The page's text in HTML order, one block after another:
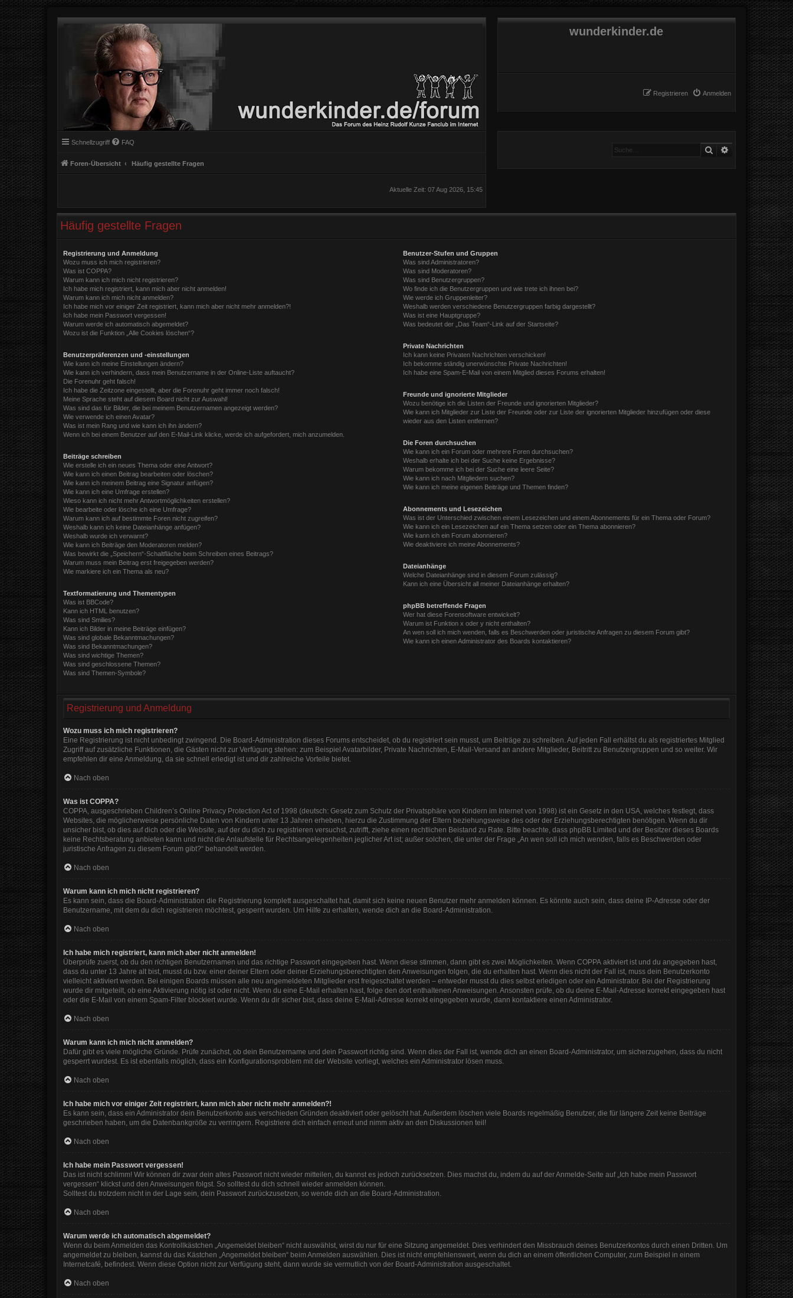
wunderkinder.de
Anmelden
Registrieren
Schnellzugriff FAQ
Foren-Übersicht Häufig gestellte Fragen
Suche Erweiterte Suche
Aktuelle Zeit: 07 Aug 2026, 15:45
Häufig gestellte Fragen
Registrierung und Anmeldung
Wozu muss ich mich registrieren?
Was ist COPPA?
Warum kann ich mich nicht registrieren?
Ich habe mich registriert, kann mich aber nicht anmelden!
Warum kann ich mich nicht anmelden?
Ich habe mich vor einiger Zeit registriert, kann mich aber nicht mehr anmelden?!
Ich habe mein Passwort vergessen!
Warum werde ich automatisch abgemeldet?
Wozu ist die Funktion „Alle Cookies löschen“?
Benutzerpräferenzen und -einstellungen
Wie kann ich meine Einstellungen ändern?
Wie kann ich verhindern, dass mein Benutzername in der Online-Liste auftaucht?
Die Forenuhr geht falsch!
Ich habe die Zeitzone eingestellt, aber die Forenuhr geht immer noch falsch!
Meine Sprache steht auf diesem Board nicht zur Auswahl!
Was sind das für Bilder, die bei meinem Benutzernamen angezeigt werden?
Wie verwende ich einen Avatar?
Was ist mein Rang und wie kann ich ihn ändern?
Wenn ich bei einem Benutzer auf den E-Mail-Link klicke, werde ich aufgefordert, mich anzumelden.
Beiträge schreiben
Wie erstelle ich ein neues Thema oder eine Antwort?
Wie kann ich einen Beitrag bearbeiten oder löschen?
Wie kann ich meinem Beitrag eine Signatur anfügen?
Wie kann ich eine Umfrage erstellen?
Wieso kann ich nicht mehr Antwortmöglichkeiten erstellen?
Wie bearbeite oder lösche ich eine Umfrage?
Warum kann ich auf bestimmte Foren nicht zugreifen?
Weshalb kann ich keine Dateianhänge anfügen?
Weshalb wurde ich verwarnt?
Wie kann ich Beiträge den Moderatoren melden?
Was bewirkt die „Speichern“-Schaltfläche beim Schreiben eines Beitrags?
Warum muss mein Beitrag erst freigegeben werden?
Wie markiere ich ein Thema als neu?
Textformatierung und Thementypen
Was ist BBCode?
Kann ich HTML benutzen?
Was sind Smilies?
Kann ich Bilder in meine Beiträge einfügen?
Was sind globale Bekanntmachungen?
Was sind Bekanntmachungen?
Was sind wichtige Themen?
Was sind geschlossene Themen?
Was sind Themen-Symbole?
Benutzer-Stufen und Gruppen
Was sind Administratoren?
Was sind Moderatoren?
Was sind Benutzergruppen?
Wo finde ich die Benutzergruppen und wie trete ich ihnen bei?
Wie werde ich Gruppenleiter?
Weshalb werden verschiedene Benutzergruppen farbig dargestellt?
Was ist eine Hauptgruppe?
Was bedeutet der „Das Team“-Link auf der Startseite?
Private Nachrichten
Ich kann keine Privaten Nachrichten verschicken!
Ich bekomme ständig unerwünschte Private Nachrichten!
Ich habe eine Spam-E-Mail von einem Mitglied dieses Forums erhalten!
Freunde und ignorierte Mitglieder
Wozu benötige ich die Listen der Freunde und ignorierten Mitglieder?
Wie kann ich Mitglieder zur Liste der Freunde oder zur Liste der ignorierten Mitglieder hinzufügen oder diese
wieder aus den Listen entfernen?
Die Foren durchsuchen
Wie kann ich ein Forum oder mehrere Foren durchsuchen?
Weshalb erhalte ich bei der Suche keine Ergebnisse?
Warum bekomme ich bei der Suche eine leere Seite?
Wie kann ich nach Mitgliedern suchen?
Wie kann ich meine eigenen Beiträge und Themen finden?
Abonnements und Lesezeichen
Was ist der Unterschied zwischen einem Lesezeichen und einem Abonnements für ein Thema oder Forum?
Wie kann ich ein Lesezeichen auf ein Thema setzen oder ein Thema abonnieren?
Wie kann ich ein Forum abonnieren?
Wie deaktiviere ich meine Abonnements?
Dateianhänge
Welche Dateianhänge sind in diesem Forum zulässig?
Kann ich eine Übersicht all meiner Dateianhänge erhalten?
phpBB betreffende Fragen
Wer hat diese Forensoftware entwickelt?
Warum ist Funktion x oder y nicht enthalten?
An wen soll ich mich wenden, falls es Beschwerden oder juristische Anfragen zu diesem Forum gibt?
Wie kann ich einen Administrator des Boards kontaktieren?
Registrierung und Anmeldung
Wozu muss ich mich registrieren?
Eine Registrierung ist nicht unbedingt zwingend. Die Board-Administration dieses Forums entscheidet, ob du registriert sein musst, um Beiträge zu schreiben. Auf jeden Fall erhältst du als registriertes Mitglied
Zugriff auf zusätzliche Funktionen, die Gästen nicht zur Verfügung stehen: zum Beispiel Avatarbilder, Private Nachrichten, E-Mail-Versand an andere Mitglieder, Beitritt zu Benutzergruppen und so weiter. Wir
empfehlen dir eine Anmeldung, da sie schnell erledigt ist und dir zahlreiche Vorteile bietet.
Nach oben
Was ist COPPA?
COPPA, ausgeschrieben Children’s Online Privacy Protection Act of 1998 (deutsch: Gesetz zum Schutz der Privatsphäre von Kindern im Internet von 1998) ist ein Gesetz in den USA, welches festlegt, dass
Websites, die möglicherweise persönliche Daten von Kindern unter 13 Jahren erheben, hierzu die Zustimmung der Eltern beziehungsweise des oder der Erziehungsberechtigten benötigen. Wenn du dir
unsicher bist, ob dies auf dich oder die Website, auf der du dich zu registrieren versuchst, zutrifft, ziehe einen rechtlichen Beistand zu Rate. Bitte beachte, dass phpBB Limited und der Besitzer dieses Boards
keine Rechtsberatung anbieten kann und nicht die Anlaufstelle für Rechtsangelegenheiten jeglicher Art ist; außer solchen, die unter der Frage „An wen soll ich mich wenden, falls es Beschwerden oder
juristische Anfragen zu diesem Forum gibt?“ behandelt werden.
Nach oben
Warum kann ich mich nicht registrieren?
Es kann sein, dass die Board-Administration die Registrierung komplett ausgeschaltet hat, damit sich keine neuen Benutzer mehr anmelden können. Es könnte auch sein, dass deine IP-Adresse oder der
Benutzername, mit dem du dich registrieren möchtest, gesperrt wurden. Um Hilfe zu erhalten, wende dich an die Board-Administration.
Nach oben
Ich habe mich registriert, kann mich aber nicht anmelden!
Überprüfe zuerst, ob du den richtigen Benutzernamen und das richtige Passwort eingegeben hast. Wenn diese stimmen, dann gibt es zwei Möglichkeiten. Wenn COPPA aktiviert ist und du angegeben hast,
dass du unter 13 Jahre alt bist, musst du bzw. einer deiner Eltern oder deiner Erziehungsberechtigten den Anweisungen folgen, die du erhalten hast. Wenn dies nicht der Fall ist, muss dein Benutzerkonto
vielleicht aktiviert werden. Bei einigen Boards müssen alle neu angemeldeten Mitglieder erst freigeschaltet werden – entweder musst du dies selbst erledigen oder ein Administrator. Bei der Registrierung
wurde dir mitgeteilt, ob eine Aktivierung nötig ist oder nicht. Wenn du eine E-Mail erhalten hast, folge den dort enthaltenen Anweisungen. Ansonsten prüfe, ob du deine E-Mail-Adresse korrekt eingegeben hast
oder die E-Mail von einem Spam-Filter blockiert wurde. Wenn du dir sicher bist, dass deine E-Mail-Adresse korrekt eingegeben wurde, dann kontaktiere einen Administrator.
Nach oben
Warum kann ich mich nicht anmelden?
Dafür gibt es viele mögliche Gründe. Prüfe zunächst, ob dein Benutzername und dein Passwort richtig sind. Wenn dies der Fall ist, wende dich an einen Board-Administrator, um sicherzugehen, dass du nicht
gesperrt wurdest. Es ist ebenfalls möglich, dass ein Konfigurationsproblem mit der Website vorliegt, welches ein Administrator lösen muss.
Nach oben
Ich habe mich vor einiger Zeit registriert, kann mich aber nicht mehr anmelden?!
Es kann sein, dass ein Administrator dein Benutzerkonto aus verschieden Gründen deaktiviert oder gelöscht hat. Außerdem löschen viele Boards regelmäßig Benutzer, die für längere Zeit keine Beiträge
geschrieben haben, um die Datenbankgröße zu verringern. Registriere dich einfach erneut und nimm aktiv an den Diskussionen teil!
Nach oben
Ich habe mein Passwort vergessen!
Das ist nicht schlimm! Wir können dir zwar dein altes Passwort nicht wieder mitteilen, du kannst es jedoch zurücksetzen. Dies machst du, indem du auf der Anmelde-Seite auf „Ich habe mein Passwort
vergessen“ klickst und den Anweisungen folgst. So solltest du dich schnell wieder anmelden können.
Solltest du trotzdem nicht in der Lage sein, dein Passwort zurückzusetzen, so wende dich an die Board-Administration.
Nach oben
Warum werde ich automatisch abgemeldet?
Wenn du beim Anmelden das Kontrollkästchen „Angemeldet bleiben“ nicht auswählst, wirst du nur für eine Sitzung angemeldet. Dies verhindert den Missbrauch deines Benutzerkontos durch einen Dritten. Um
angemeldet zu bleiben, kannst du das Kästchen „Angemeldet bleiben“ beim Anmelden auswählen. Dies ist nicht empfehlenswert, wenn du dich an einem öffentlichen Computer, zum Beispiel in einem
Internetcafé, befindest. Wenn diese Option nicht zur Verfügung steht, dann wurde sie vermutlich von der Board-Administration ausgeschaltet.
Nach oben